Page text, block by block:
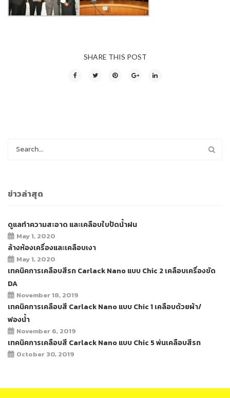
SHARE THIS POST
ข่าวล่าสุด
ดูแลทำความสะอาด และเคลือบใบปัดน้ำฝน
May 1, 2020
ล้างห้องเครื่องและเคลือบเงา
May 1, 2020
เทคนิคการเคลือบสีรถ Carlack Nano แบบ Chic 2 เคลือบเครื่องขัด
DA
November 18, 2019
เทคนิคการเคลือบสี Carlack Nano แบบ Chic 1 เคลือบด้วยผ้า/
ฟองน้ำ
November 6, 2019
เทคนิคการเคลือบสี Carlack Nano แบบ Chic 5 พ่นเคลือบสีรถ
October 30, 2019